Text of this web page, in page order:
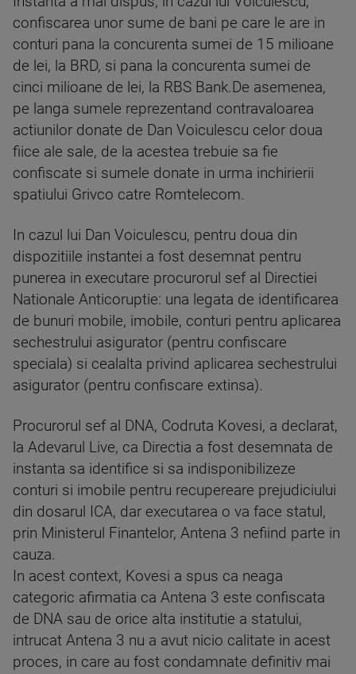
confiscarea unor sume de bani pe care le are in
conturi pana la concurenta sumei de 15 milioane
de lei, la BRD, si pana la concurenta sumei de
cinci milioane de lei, la RBS Bank.De asemenea,
pe langa sumele reprezentand contravaloarea
actiunilor donate de Dan Voiculescu celor doua
fiice ale sale, de la acestea trebuie sa fie
confiscate si sumele donate in urma inchirierii
spatiului Grivco catre Romtelecom.
In cazul lui Dan Voiculescu, pentru doua din
dispozitiile instantei a fost desemnat pentru
punerea in executare procurorul sef al Directiei
Nationale Anticoruptie: una legata de identificarea
de bunuri mobile, imobile, conturi pentru aplicarea
sechestrului asigurator (pentru confiscare
speciala) si cealalta privind aplicarea sechestrului
asigurator (pentru confiscare extinsa).
Procurorul sef al DNA, Codruta Kovesi, a declarat,
la Adevarul Live, ca Directia a fost desemnata de
instanta sa identifice si sa indisponibilizeze
conturi si imobile pentru recupereare prejudiciului
din dosarul ICA, dar executarea o va face statul,
prin Ministerul Finantelor, Antena 3 nefiind parte in
cauza.
In acest context, Kovesi a spus ca neaga
categoric afirmatia ca Antena 3 este confiscata
de DNA sau de orice alta institutie a statului,
intrucat Antena 3 nu a avut nicio calitate in acest
proces, in care au fost condamnate definitiv mai